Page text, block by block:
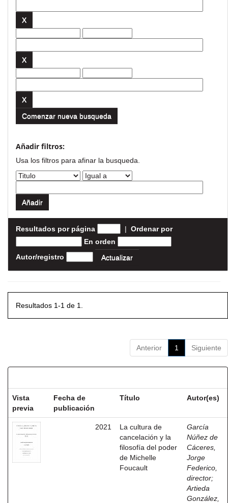
Comenzar nueva busqueda
Añadir filtros:
Usa los filtros para afinar la busqueda.
Resultados por página | Ordenar por
En orden
Autor/registro
Resultados 1-1 de 1.
Anterior 1 Siguiente
Vista
previa
Fecha de
publicación
Título Autor(es)
2021
La cultura de
cancelación y la
filosofía del poder
de Michelle
Foucault
García
Núñez de
Cáceres,
Jorge
Federico,
director;
Artieda
González,